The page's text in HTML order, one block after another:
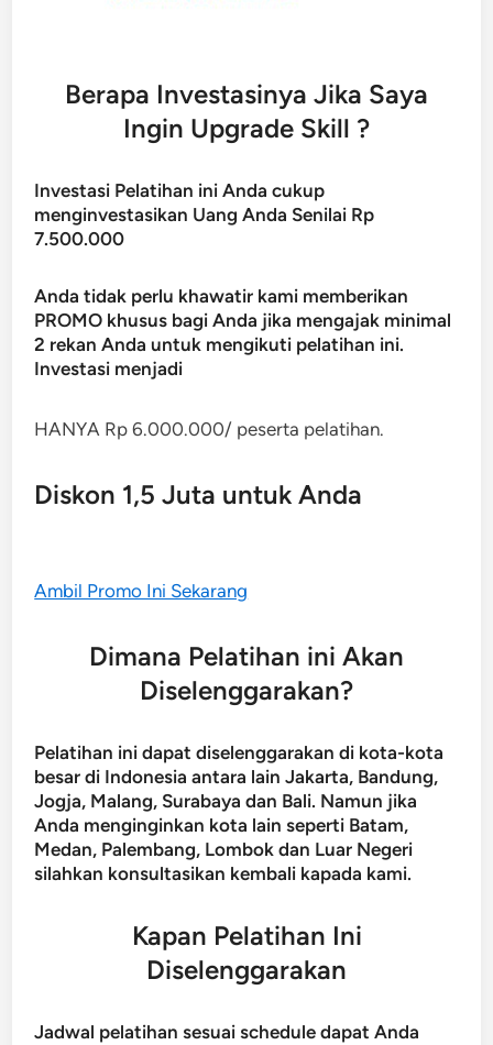
Berapa Investasinya Jika Saya
Ingin Upgrade Skill ?
Investasi Pelatihan ini Anda cukup
menginvestasikan Uang Anda Senilai Rp
7.500.000
Anda tidak perlu khawatir kami memberikan
PROMO khusus bagi Anda jika mengajak minimal
2 rekan Anda untuk mengikuti pelatihan ini.
Investasi menjadi
HANYA Rp 6.000.000/ peserta pelatihan.
Diskon 1,5 Juta untuk Anda
Ambil Promo Ini Sekarang
Dimana Pelatihan ini Akan
Diselenggarakan?
Pelatihan ini dapat diselenggarakan di kota-kota
besar di Indonesia antara lain Jakarta, Bandung,
Jogja, Malang, Surabaya dan Bali. Namun jika
Anda menginginkan kota lain seperti Batam,
Medan, Palembang, Lombok dan Luar Negeri
silahkan konsultasikan kembali kapada kami.
Kapan Pelatihan Ini
Diselenggarakan
Jadwal pelatihan sesuai schedule dapat Anda